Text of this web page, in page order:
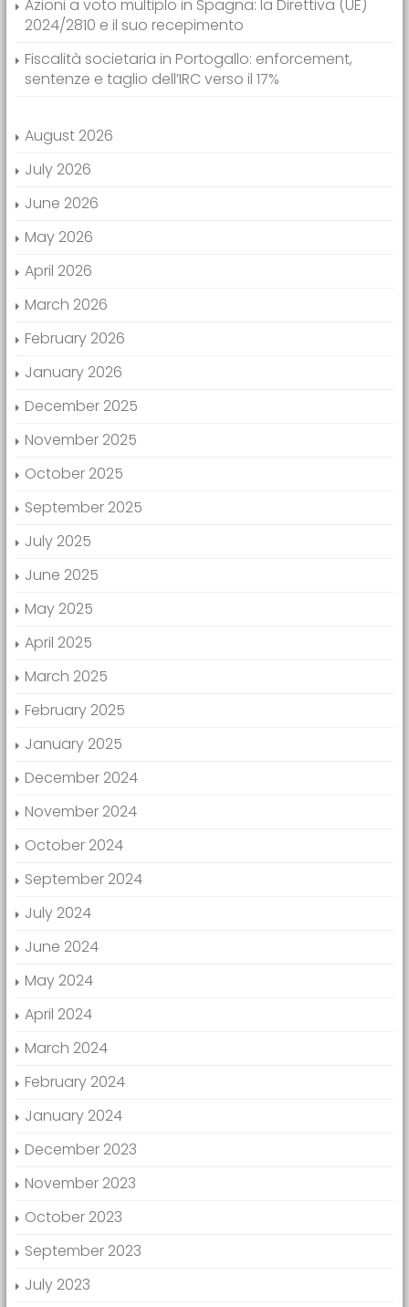
Azioni a voto multiplo in Spagna: la Direttiva (UE)
2024/2810 e il suo recepimento
Fiscalità societaria in Portogallo: enforcement,
sentenze e taglio dell’IRC verso il 17%
August 2026
July 2026
June 2026
May 2026
April 2026
March 2026
February 2026
January 2026
December 2025
November 2025
October 2025
September 2025
July 2025
June 2025
May 2025
April 2025
March 2025
February 2025
January 2025
December 2024
November 2024
October 2024
September 2024
July 2024
June 2024
May 2024
April 2024
March 2024
February 2024
January 2024
December 2023
November 2023
October 2023
September 2023
July 2023